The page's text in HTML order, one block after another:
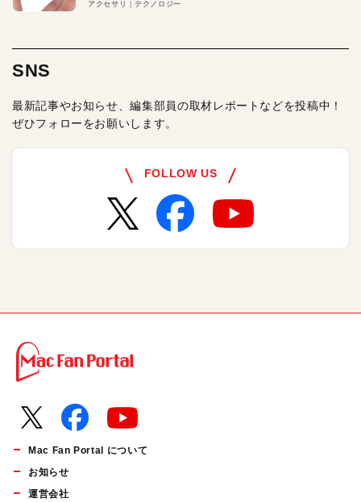
アクセサリ テクノロジー
SNS
最新記事やお知らせ、編集部員の取材レポートなどを投稿中！
ぜひフォローをお願いします。
FOLLOW US
Mac Fan Portal について
お知らせ
運営会社